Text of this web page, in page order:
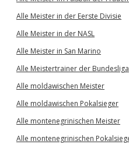
Alle Meister in der Eerste Divisie
Alle Meister in der NASL
Alle Meister in San Marino
Alle Meistertrainer der Bundesliga
Alle moldawischen Meister
Alle moldawischen Pokalsieger
Alle montenegrinischen Meister
Alle montenegrinischen